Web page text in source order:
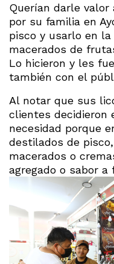
Querían darle valor
por su familia en
pisco y usarlo en
macerados de
Lo hicieron y les
también con el
Al notar que sus
clientes decidieron
necesidad porque
destilados de
macerados o
agregado o sabor a